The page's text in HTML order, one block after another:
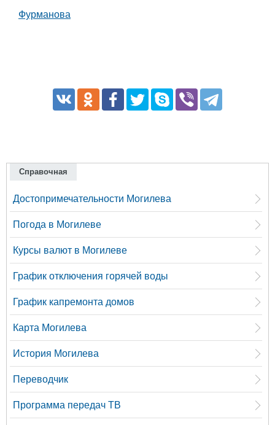
Фурманова
Справочная
Достопримечательности Могилева
Погода в Могилеве
Курсы валют в Могилеве
График отключения горячей воды
График капремонта домов
Карта Могилева
История Могилева
Переводчик
Программа передач ТВ